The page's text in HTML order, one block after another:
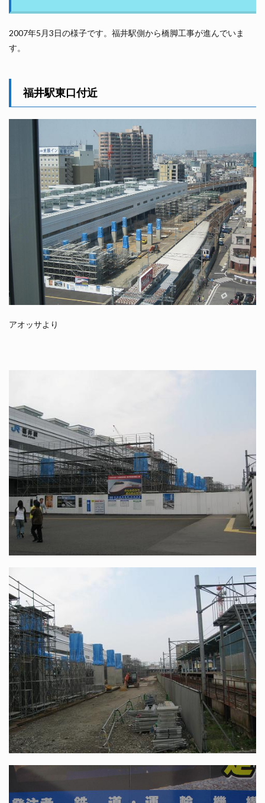
2007年5月3日の様子です。福井駅側から橋脚工事が進んでいま
す。
福井駅東口付近
アオッサより